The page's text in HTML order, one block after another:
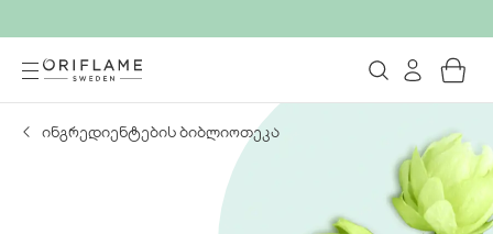
ინგრედიენტების ბიბლიოთეკა